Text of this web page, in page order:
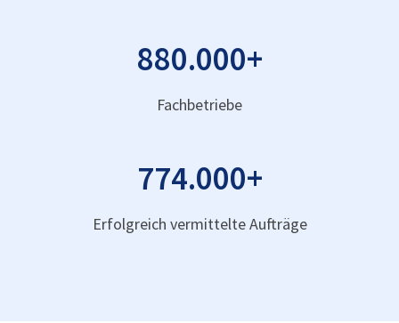
880.000+
Fachbetriebe
774.000+
Erfolgreich vermittelte Aufträge